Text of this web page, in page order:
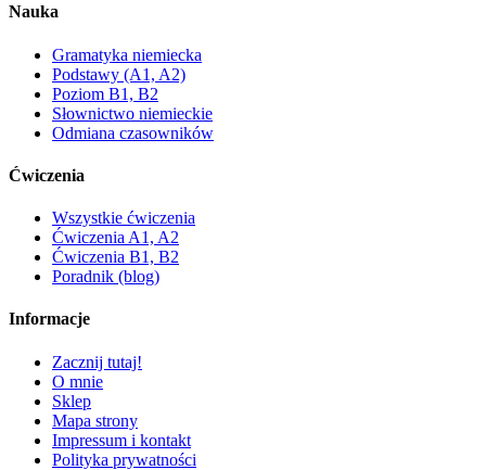
Nauka
Gramatyka niemiecka
Podstawy (A1, A2)
Poziom B1, B2
Słownictwo niemieckie
Odmiana czasowników
Ćwiczenia
Wszystkie ćwiczenia
Ćwiczenia A1, A2
Ćwiczenia B1, B2
Poradnik (blog)
Informacje
Zacznij tutaj!
O mnie
Sklep
Mapa strony
Impressum i kontakt
Polityka prywatności